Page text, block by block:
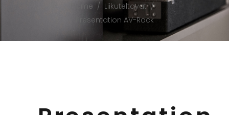
Home / Liikuteltavat/
Presentation AV-Rack